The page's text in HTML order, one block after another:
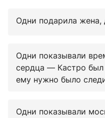
Одни подарила
Одни показывали
сердца — Кастро
ему нужно было
Одни показывали